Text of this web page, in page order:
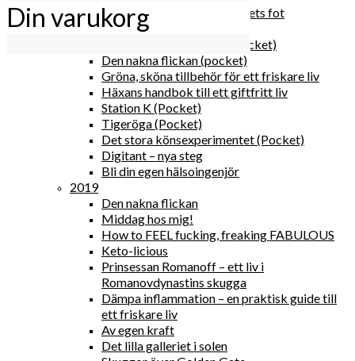
Den lilla vingården vid bergets fot
Happy me
Det lilla galleriet i solen (pocket)
Den nakna flickan (pocket)
Gröna, sköna tillbehör för ett friskare liv
Häxans handbok till ett giftfritt liv
Station K (Pocket)
Tigeröga (Pocket)
Det stora könsexperimentet (Pocket)
Digitant – nya steg
Bli din egen hälsoingenjör
2019
Den nakna flickan
Middag hos mig!
How to FEEL fucking, freaking FABULOUS
Keto-licious
Prinsessan Romanoff – ett liv i
Romanovdynastins skugga
Dämpa inflammation – en praktisk guide till
ett friskare liv
Av egen kraft
Det lilla galleriet i solen
Din varukorg